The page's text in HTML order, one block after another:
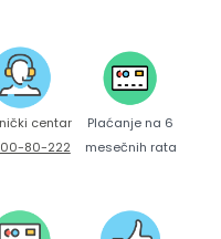
centar
80-222
Plaćanje na 6
mesečnih rata